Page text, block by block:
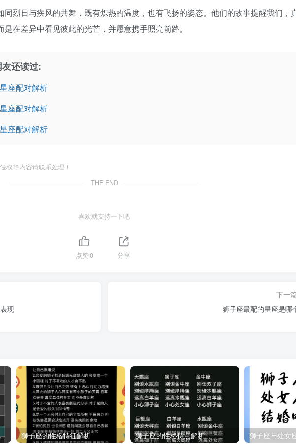
同烈日与疾风的共舞，既有炽热的温度，也有飞扬的姿态。他们的故事提醒我们，
在差异中看见彼此的光芒，并愿意携手照亮前路。
还读过:
座配对解析
座配对解析
座配对解析
权等内容请联系处理！
THE END
喜欢就支持一下吧
点赞0 分享
现
下一
狮子座最配的星座是哪
座女生最般配 狮子座的性格特征解析 狮子座的性格特点解析